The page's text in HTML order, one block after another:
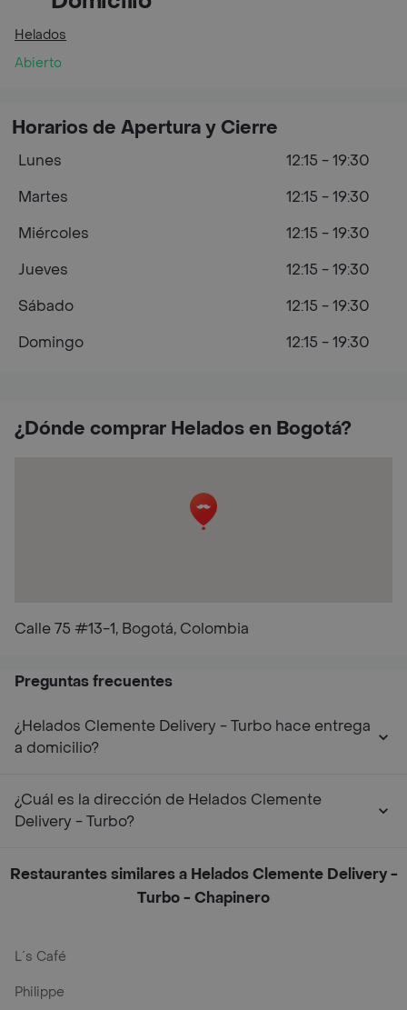
Helados
Abierto
¿Dónde comprar Helados en Bogotá?
Calle 75 #13-1, Bogotá, Colombia
Horarios de Apertura y Cierre
Lunes
12:15 - 19:30
Martes
12:15 - 19:30
Miércoles
12:15 - 19:30
Jueves
12:15 - 19:30
Sábado
12:15 - 19:30
Domingo
12:15 - 19:30
Preguntas frecuentes
¿Helados Clemente Delivery - Turbo hace entrega
a domicilio?
¿Cuál es la dirección de Helados Clemente
Delivery - Turbo?
Restaurantes similares a Helados Clemente Delivery -
Turbo - Chapinero
L´s Café
Philippe